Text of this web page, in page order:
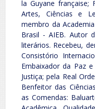
la Guyane française;
Artes, Ciências e
membro da
Brasil - AIEB. Autor
literários. Recebeu,
Consistório
Embaixador da Paz
Justiça; pela Real
Benfeitor das
as Comendas: